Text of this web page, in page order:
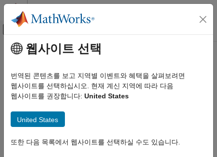
콘텐츠로 바로 가기
오프캔버스 탐색 메뉴 토글
문서 홈
Aerospace Toolbox
표준 워크플로 절차
카테고리
데이터 가져오기
좌표계
주요 콘텐츠
좌표계
항공기 및 우주선의 운동과 방향을 표현
좌표계는 항공우주 시스템의 중요한 부분입니다. 좌표계 함수를
좌표계를 변환하며, 3자유도 및 6자유도 동체의 동작을 설명하고,
일반적인 항공우주 수학 연산을 수행할 수 있습니다.
카테고리
웹사이트 선택
번역된 콘텐츠를 보고 지역별 이벤트와 혜택을 살펴보려면
웹사이트를 선택하십시오. 현재 계신 지역에 따라 다음
웹사이트를 권장합니다: United States
United States
또한 다음 목록에서 웹사이트를 선택하실 수도 있습니다.